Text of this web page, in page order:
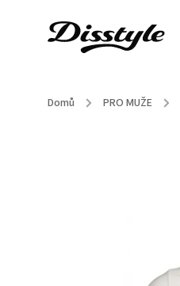
Domů / PRO MUŽE /